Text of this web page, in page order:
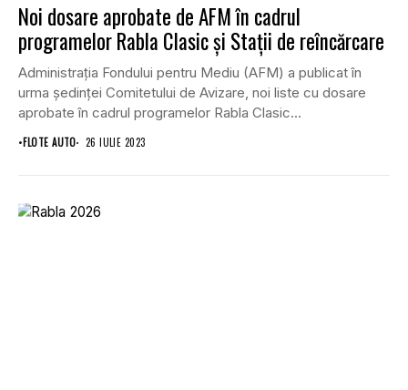
Noi dosare aprobate de AFM în cadrul
programelor Rabla Clasic și Staţii de reîncărcare
Administraţia Fondului pentru Mediu (AFM) a publicat în
urma şedinţei Comitetului de Avizare, noi liste cu dosare
aprobate în cadrul programelor Rabla Clasic...
•FLOTE AUTO 26 IULIE 2023